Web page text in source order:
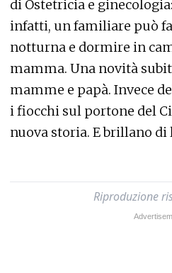
di Ostetricia e
infatti, un familiare può
notturna e dormire in
mamma. Una novità
mamme e papà. Invece
i fiocchi sul portone del
nuova storia. E brillano
Riproduzione